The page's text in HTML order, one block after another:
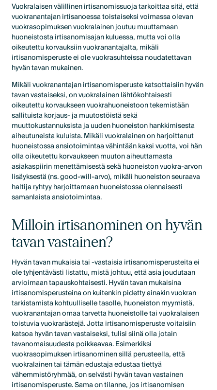
Vuokralaisen välillinen irtisanomissuoja tarkoittaa sitä, että
vuokranantajan irtisanoessa toistaiseksi voimassa olevan
vuokrasopimuksen vuokralainen joutuu muuttamaan
huoneistosta irtisanomisajan kuluessa, mutta voi olla
oikeutettu korvauksiin vuokranantajalta, mikäli
irtisanomisperuste ei ole vuokrasuhteissa noudatettavan
hyvän tavan mukainen.
Mikäli vuokranantajan irtisanomisperuste katsottaisiin hyvän
tavan vastaiseksi, on vuokralainen lähtökohtaisesti
oikeutettu korvaukseen vuokrahuoneistoon tekemistään
sallituista korjaus- ja muutostöistä sekä
muuttokustannuksista ja uuden huoneiston hankkimisesta
aiheutuneista kuluista. Mikäli vuokralainen on harjoittanut
huoneistossa ansiotoimintaa vähintään kaksi vuotta, voi hän
olla oikeutettu korvaukseen muuton aiheuttamasta
asiakaspiirin menettämisestä sekä huoneiston vuokra-arvon
lisäyksestä (ns. good-will-arvo), mikäli huoneiston seuraava
haltija ryhtyy harjoittamaan huoneistossa olennaisesti
samanlaista ansiotoimintaa.
Milloin irtisanominen on hyvän
tavan vastainen?
Hyvän tavan mukaisia tai -vastaisia irtisanomisperusteita ei
ole tyhjentävästi listattu, mistä johtuu, että asia joudutaan
arvioimaan tapauskohtaisesti. Hyvän tavan mukaisina
irtisanomisperusteina on kuitenkin pidetty ainakin vuokran
tarkistamista kohtuulliselle tasolle, huoneiston myymistä,
vuokranantajan omaa tarvetta huoneistolle tai vuokralaisen
toistuvia vuokrarästejä. Jotta irtisanomisperuste voitaisiin
katsoa hyvän tavan vastaiseksi, tulisi siinä olla jotain
tavanomaisuudesta poikkeavaa. Esimerkiksi
vuokrasopimuksen irtisanominen sillä perusteella, että
vuokralainen tai tämän edustaja edustaa tiettyä
vähemmistöryhmää, on selvästi hyvän tavan vastainen
irtisanomisperuste. Sama on tilanne, jos irtisanomisen